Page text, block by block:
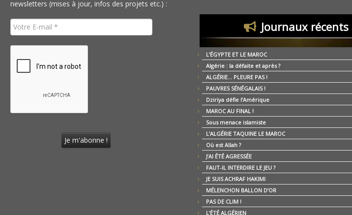
newsletters (mises à jour, infos des projets etc.) :
Journaux récents
L’ÉGYPTE ET LE MAROC
Algérie : la défaite et après ?
ALGÉRIE… PLEURE PAS !
PAUVRES SÉNÉGALAIS !
Dziriya défie l’Amérique
MAROC AU FINAL !
Sous menace islamiste
L’ALGÉRIE TAQUINE LE MAROC
Où est Allah ?
J’AI ÉTÉ AGRESSÉE
FAUT-IL INTERDIRE LE JEU ?
JE SUIS ACHRAF HAKIMI
MÉLENCHON BALLON D’OR
PAS DE CLIM !
L’ÉTÉ ALGÉRIEN